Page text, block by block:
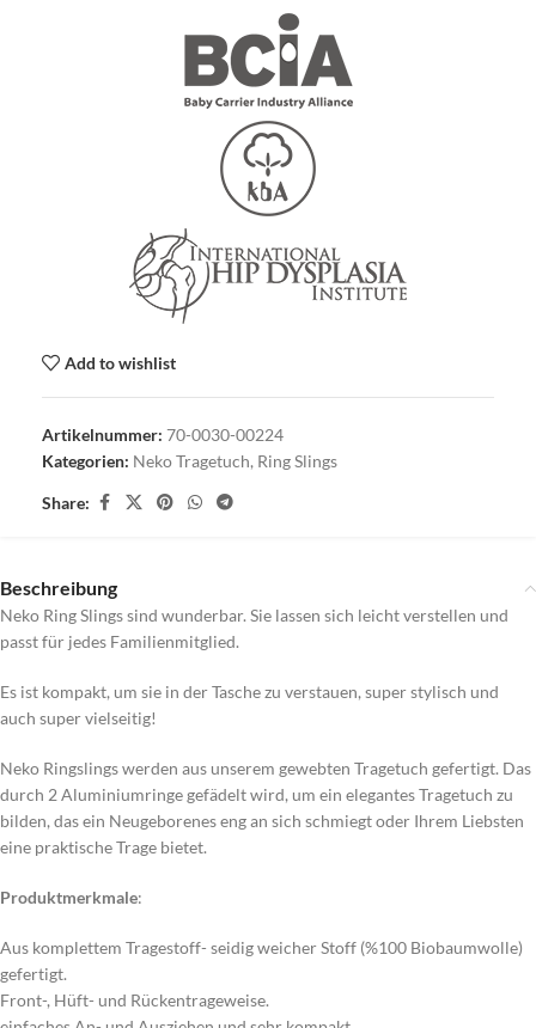
Add to wishlist
Artikelnummer: 70-0030-00224
Kategorien: Neko Tragetuch, Ring Slings
Share:
Beschreibung
Neko Ring Slings sind wunderbar. Sie lassen sich leicht verstellen und
passt für jedes Familienmitglied.
Es ist kompakt, um sie in der Tasche zu verstauen, super stylisch und
auch super vielseitig!
Neko Ringslings werden aus unserem gewebten Tragetuch gefertigt. Das
durch 2 Aluminiumringe gefädelt wird, um ein elegantes Tragetuch zu
bilden, das ein Neugeborenes eng an sich schmiegt oder Ihrem Liebsten
eine praktische Trage bietet.
Produktmerkmale:
Aus komplettem Tragestoff- seidig weicher Stoff (%100 Biobaumwolle)
gefertigt.
Front-, Hüft- und Rückentrageweise.